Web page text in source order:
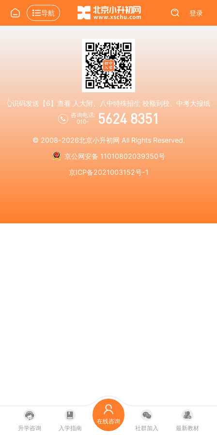
导航 登录
👆识码发送【6】查看 人大附、八中特殊招生 校额到校、中考大报纸
咨询电话:
010-
5624 8351
© 2008-2026北京小升初网 All Rights Reserved.
京公网安备 11010802039350号
京ICP备2021003152号-1
升学咨询 入学指南
在线咨询
社群加入
最新教材